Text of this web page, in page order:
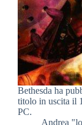
Bethesda ha
titolo in uscita il
PC.
Andrea